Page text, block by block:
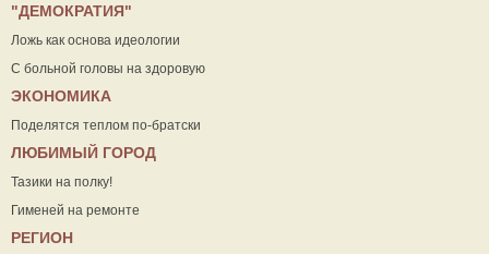
"ДЕМОКРАТИЯ"
Ложь как основа идеологии
С больной головы на здоровую
ЭКОНОМИКА
Поделятся теплом по-братски
ЛЮБИМЫЙ ГОРОД
Тазики на полку!
Гименей на ремонте
РЕГИОН